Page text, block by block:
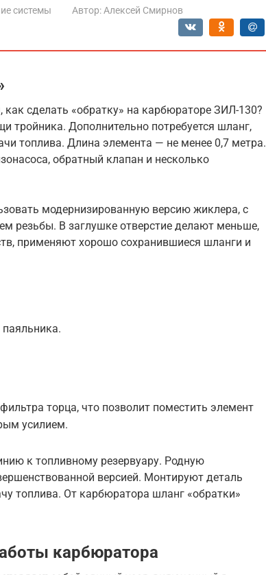
системы Автор: Алексей Смирнов
сделать «обратку» на карбюраторе ЗИЛ-130?
тройника. Дополнительно потребуется шланг,
топлива. Длина элемента — не менее 0,7 метра.
обратный клапан и несколько
модернизированную версию жиклера, с
резьбы. В заглушке отверстие делают меньше,
применяют хорошо сохранившиеся шланги и
торца, что позволит поместить элемент
усилием.
к топливному резервуару. Родную
версией. Монтируют деталь
топлива. От карбюратора шланг «обратки»
карбюратора